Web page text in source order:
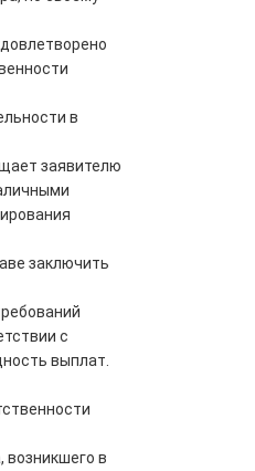
в
заявителю
заключить
с
выплат.
возникшего в